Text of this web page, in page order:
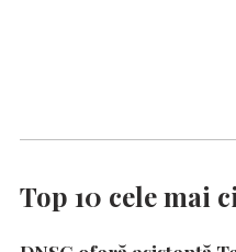
Top 10 cele mai